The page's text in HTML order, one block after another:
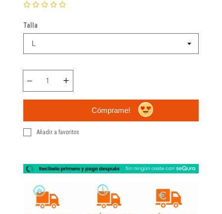
Talla
Cómprame!
Añadir a favoritos